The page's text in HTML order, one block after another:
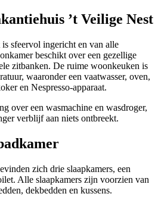
’t Veilige Nest
sfeervol ingericht en van alle
beschikt over een gezellige
zitbanken. De ruime woonkeuken is
waaronder een vaatwasser, oven,
en Nespresso-apparaat.
over een wasmachine en wasdroger,
verblijf aan niets ontbreekt.
zich drie slaapkamers, een
Alle slaapkamers zijn voorzien van
dekbedden en kussens.